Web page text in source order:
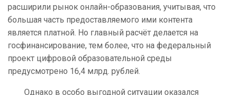
расширили рынок онлайн-образования, учитывая, что
большая часть предоставляемого ими контента
является платной. Но главный расчёт делается на
госфинансирование, тем более, что на федеральный
проект цифровой образовательной среды
предусмотрено 16,4 млрд. рублей.
Однако в особо выгодной ситуации оказался